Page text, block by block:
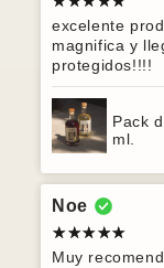
excelente
magnifica y
protegidos!!!!
Pack
ml.
Noe
Muy